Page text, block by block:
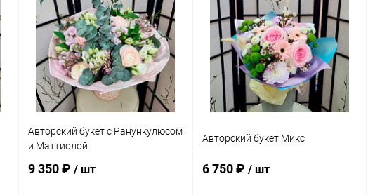
Купить в 1 клик Сравнение
В избранное В наличии
Купить в 1 клик Сравнение
В избранное В наличии
Авторский букет с Ранункулюсом
и Маттиолой
9 350 ₽ / шт
Авторский букет Микс
6 750 ₽ / шт